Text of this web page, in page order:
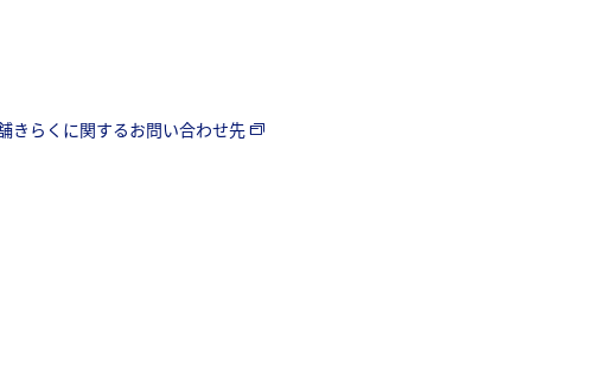
きらくに関するお問い合わせ先